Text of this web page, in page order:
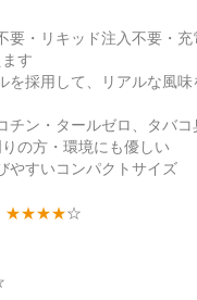
要・リキッド注入不要・
す
を採用して、リアルな風
チン・タールゼロ、タバ
の方・環境にも優しい
やすいコンパクトサイズ
★★★★☆